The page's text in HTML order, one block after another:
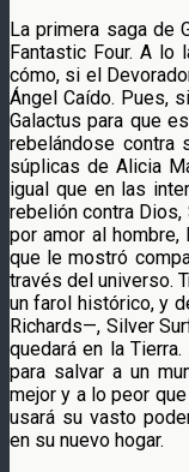
La primera saga de
Fantastic Four. A lo
cómo, si el
Ángel Caído. Pues,
Galactus para que
rebelándose contra
súplicas de Alicia
igual que en las
rebelión contra
por amor al hombre,
que le mostró
través del universo.
un farol histórico, y
Richards—, Silver
quedará en la
para salvar a un
mejor y a lo peor
usará su vasto
en su nuevo hogar.